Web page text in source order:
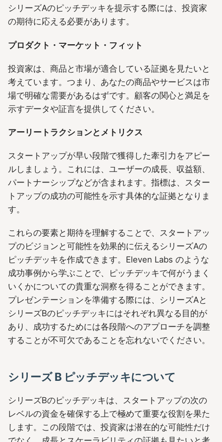
シリーズAのピッチデッキを提示する際には、投資家
の期待に応える必要があります。
プロダクト・マーケット・フィット
投資家は、商品と市場が適合している証拠を見たいと
考えています。つまり、あなたの商品やサービスは市
場で明確な需要があるはずです。顧客の関心と満足を
示すデータや証言を提供してください。
アーリートラクションとメトリクス
スタートアップが早い段階で獲得した牽引力をアピー
ルしましょう。これには、ユーザーの成長、収益額、
パートナーシップなどが含まれます。指標は、スター
トアップの成功の可能性を示す具体的な証拠となりま
す。
これらの要素と期待を理解することで、スタートアッ
プのビジョンと可能性を効果的に伝えるシリーズAの
ピッチデッキを作成できます。Eleven Labs のような
成功事例から学ぶことで、ピッチデッキで何がうまく
いくかについての貴重な洞察を得ることができます。
プレゼンテーションを準備する際には、シリーズAと
シリーズBのピッチデッキにはそれぞれ異なる目的が
あり、成功するためには各段階へのアプローチを調整
することが不可欠であることを忘れないでください。
シリーズ B ピッチデッキについて
シリーズBのピッチデッキは、スタートアップの次の
レベルの資金を確保する上で極めて重要な役割を果た
します。この段階では、投資家は潜在的な可能性だけ